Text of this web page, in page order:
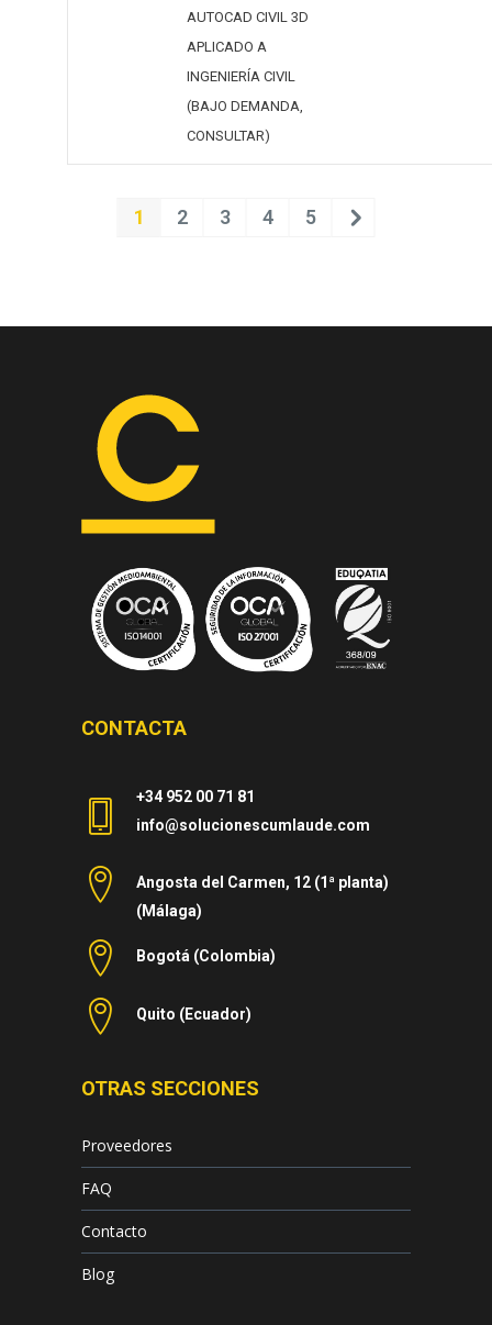
AUTOCAD CIVIL 3D
APLICADO A
INGENIERÍA CIVIL
(BAJO DEMANDA,
CONSULTAR)
1 2 3 4 5
CONTACTA
+34 952 00 71 81
info@solucionescumlaude.com
Angosta del Carmen, 12 (1ª planta)
(Málaga)
Bogotá (Colombia)
Quito (Ecuador)
OTRAS SECCIONES
Proveedores
FAQ
Contacto
Blog